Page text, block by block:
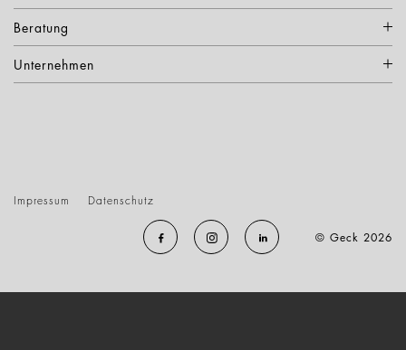
Beratung
Unternehmen
Impressum Datenschutz
© Geck 2026